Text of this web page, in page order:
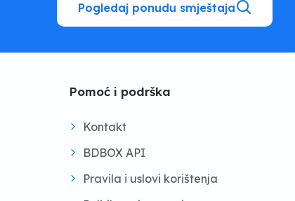
Pogledaj ponudu smještaja
Pomoć i podrška
Kontakt
BDBOX API
Pravila i uslovi korištenja